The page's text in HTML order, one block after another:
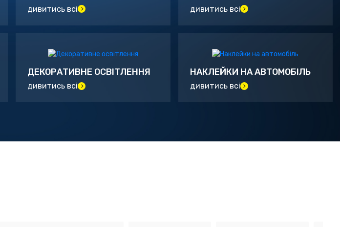
дивитись всі дивитись всі
ДЕКОРАТИВНЕ ОСВІТЛЕННЯ
дивитись всі
НАКЛЕЙКИ НА АВТОМОБІЛЬ
дивитись всі